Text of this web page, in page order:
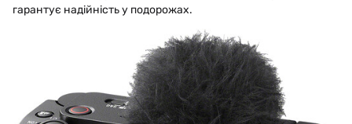
гарантує надійність у подорожах.